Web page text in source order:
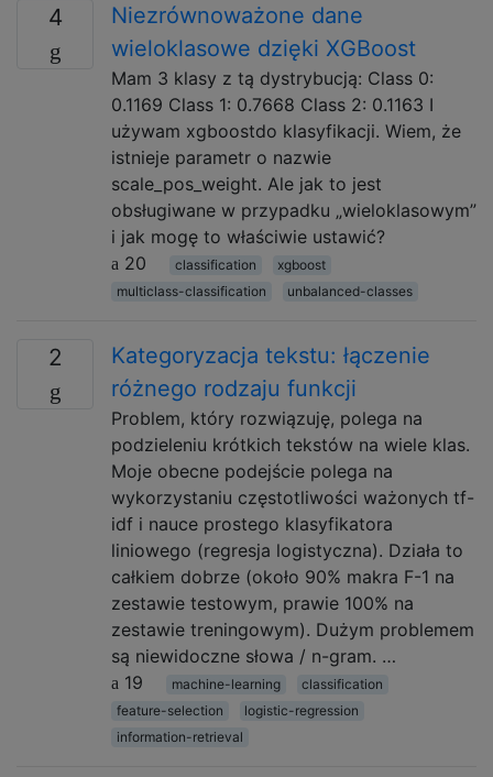
4
Niezrównoważone dane
wieloklasowe dzięki XGBoost
Mam 3 klasy z tą dystrybucją: Class 0:
0.1169 Class 1: 0.7668 Class 2: 0.1163 I
używam xgboostdo klasyfikacji. Wiem, że
istnieje parametr o nazwie
scale_pos_weight. Ale jak to jest
obsługiwane w przypadku „wieloklasowym”
i jak mogę to właściwie ustawić?
20
classification
xgboost
multiclass-classification
unbalanced-classes
2
Kategoryzacja tekstu: łączenie
różnego rodzaju funkcji
Problem, który rozwiązuję, polega na
podzieleniu krótkich tekstów na wiele klas.
Moje obecne podejście polega na
wykorzystaniu częstotliwości ważonych tf-
idf i nauce prostego klasyfikatora
liniowego (regresja logistyczna). Działa to
całkiem dobrze (około 90% makra F-1 na
zestawie testowym, prawie 100% na
zestawie treningowym). Dużym problemem
są niewidoczne słowa / n-gram. …
19
machine-learning
classification
feature-selection
logistic-regression
information-retrieval